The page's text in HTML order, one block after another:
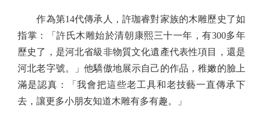
作為第14代傳承人，許珈睿對家族的木雕歷史了如
指掌：「許氏木雕始於清朝康熙三十一年，有300多年
歷史了，是河北省級非物質文化遺產代表性項目，還是
河北老字號。」他驕傲地展示自己的作品，稚嫩的臉上
滿是認真：「我會把這些老工具和老技藝一直傳承下
去，讓更多小朋友知道木雕有多有趣。」